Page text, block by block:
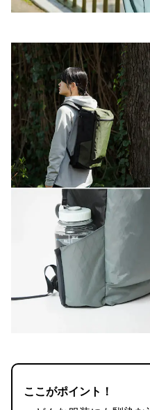
ここがポイント！